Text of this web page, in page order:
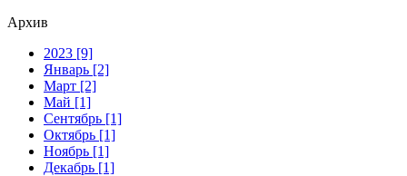
Архив
2023 [9]
Январь [2]
Март [2]
Май [1]
Сентябрь [1]
Октябрь [1]
Ноябрь [1]
Декабрь [1]